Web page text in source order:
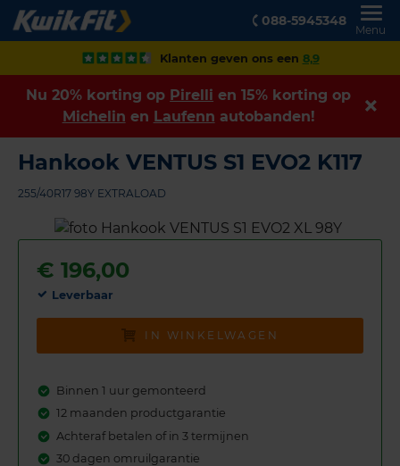
088-5945348
Menu
Klanten geven ons een 8,9
Nu 20% korting op Pirelli en 15% korting op
Michelin en Laufenn autobanden!
Hankook VENTUS S1 EVO2 K117
255/40R17 98Y EXTRALOAD
€ 196,00
Leverbaar
IN WINKELWAGEN
Binnen 1 uur gemonteerd
12 maanden productgarantie
Achteraf betalen of in 3 termijnen
30 dagen omruilgarantie